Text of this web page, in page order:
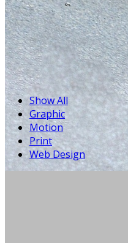
Show All
Graphic
Motion
Print
Web Design